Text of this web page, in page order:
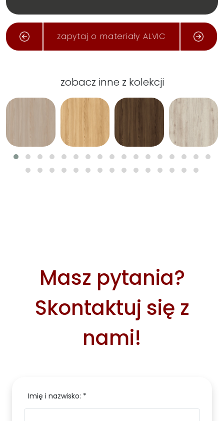
zapytaj o materiały ALVIC
zobacz inne z kolekcji
Masz pytania?
Skontaktuj się z
nami!
Imię i nazwisko: *